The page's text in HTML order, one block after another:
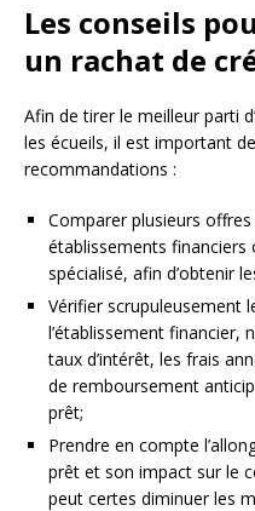
Les conseils
un rachat de
Afin de tirer le meilleur parti
les écueils, il est important
recommandations :
Comparer plusieurs
établissements
spécialisé, afin d’obtenir
Vérifier scrupuleusement
l’établissement financier,
taux d’intérêt, les frais
de remboursement
prêt;
Prendre en compte
prêt et son impact sur le
peut certes diminuer les